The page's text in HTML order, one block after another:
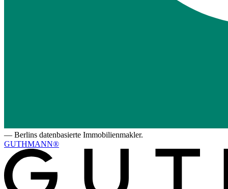
— Berlins datenbasierte Immobilienmakler.
GUTHMANN®